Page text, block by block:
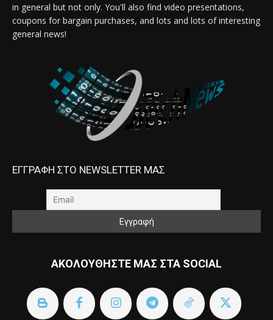
in general but not only. You'll also find video presentations,
coupons for bargain purchases, and lots and lots of interesting
general news!
ΕΓΓΡΑΦΗ ΣΤΟ NEWSLETTER ΜΑΣ
ΑΚΟΛΟΥΘΗΣΤΕ ΜΑΣ ΣΤΑ SOCIAL